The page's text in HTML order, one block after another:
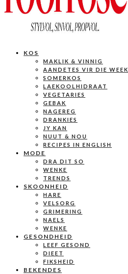
KOS
MAKLIK & VINNIG
AANDETES VIR DIE WEEK
SOMERKOS
LAEKOOLHIDRAAT
VEGETARIES
GEBAK
NAGEREG
DRANKIES
JY KAN
NUUT & NOU
RECIPES IN ENGLISH
MODE
DRA DIT SO
WENKE
TRENDS
SKOONHEID
HARE
VELSORG
GRIMERING
NAELS
WENKE
GESONDHEID
LEEF GESOND
DIEET
FIKSHEID
BEKENDES